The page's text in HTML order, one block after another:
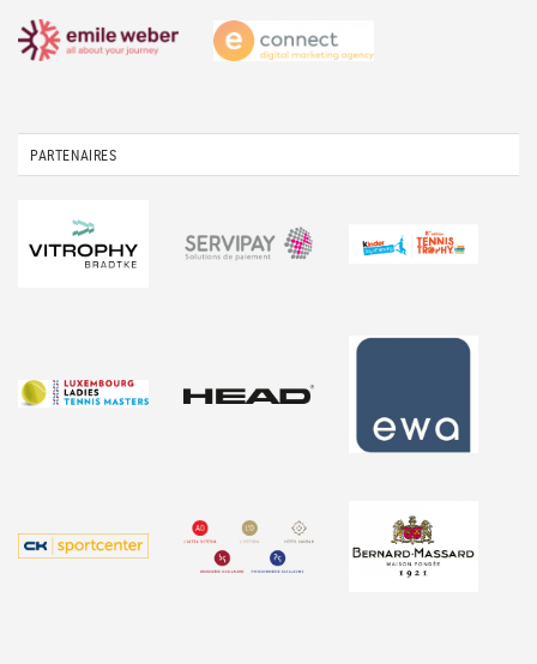
PARTENAIRES